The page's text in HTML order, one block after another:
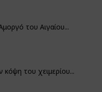
του Αιγαίου...
κόψη του χειμερίου...